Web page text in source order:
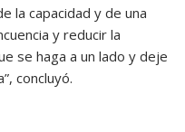
la capacidad y de una
y reducir la
se haga a un lado y deje
concluyó.